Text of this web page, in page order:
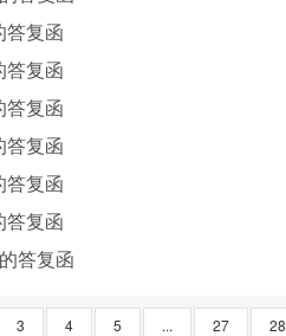
答复函
答复函
答复函
答复函
答复函
答复函
答复函
3 4 5 ... 27 28